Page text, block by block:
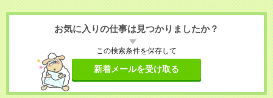
お気に入りの仕事は見つかりましたか？
この検索条件を保存して
新着メールを受け取る